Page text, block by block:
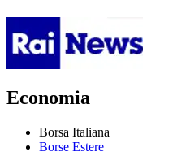
Economia
Borsa Italiana
Borse Estere